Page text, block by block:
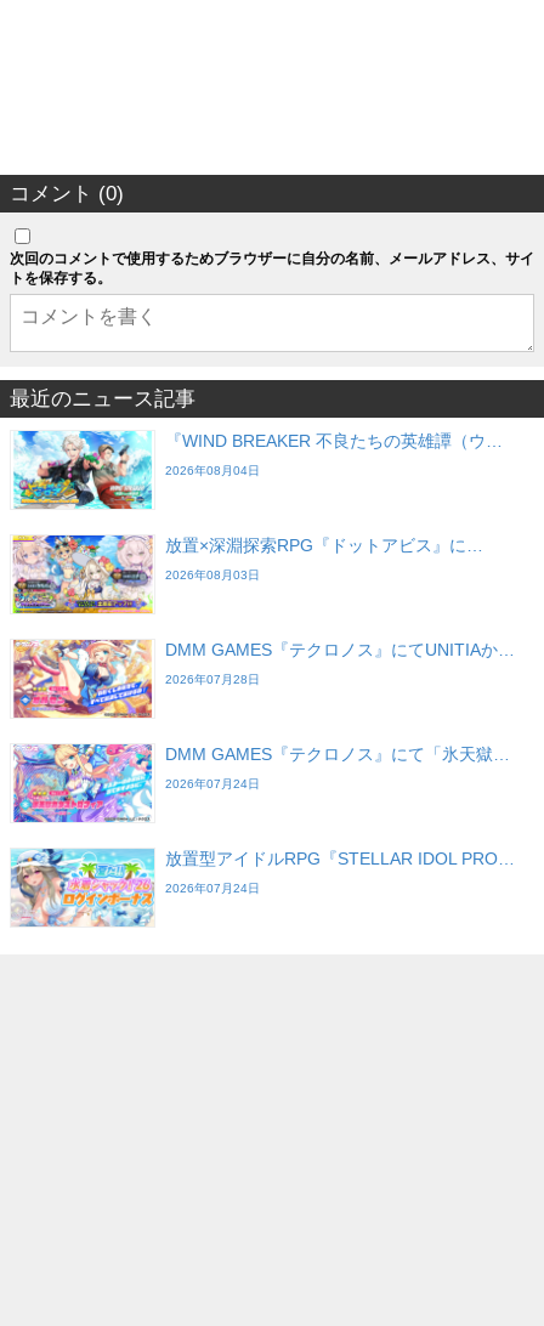
コメント (0)
次回のコメントで使用するためブラウザーに自分の名前、メールアドレス、サイ
トを保存する。
最近のニュース記事
『WIND BREAKER 不良たちの英雄譚（ウ…
2026年08月04日
放置×深淵探索RPG『ドットアビス』に…
2026年08月03日
DMM GAMES『テクロノス』にてUNITIAか…
2026年07月28日
DMM GAMES『テクロノス』にて「氷天獄…
2026年07月24日
放置型アイドルRPG『STELLAR IDOL PRO…
2026年07月24日